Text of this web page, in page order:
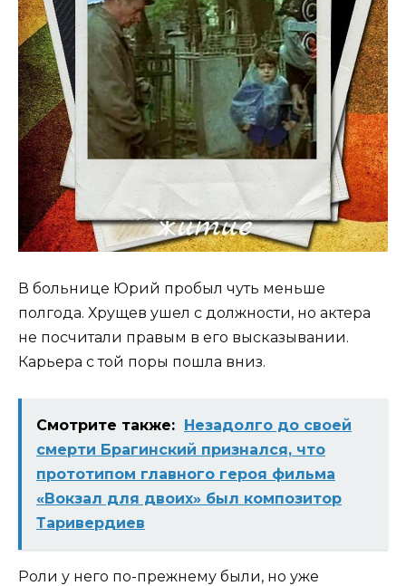
В больнице Юрий пробыл чуть меньше
полгода. Хрущев ушел с должности, но актера
не посчитали правым в его высказывании.
Карьера с той поры пошла вниз.
Смотрите также: Незадолго до своей
смерти Брагинский признался, что
прототипом главного героя фильма
«Вокзал для двоих» был композитор
Таривердиев
Роли у него по-прежнему были, но уже